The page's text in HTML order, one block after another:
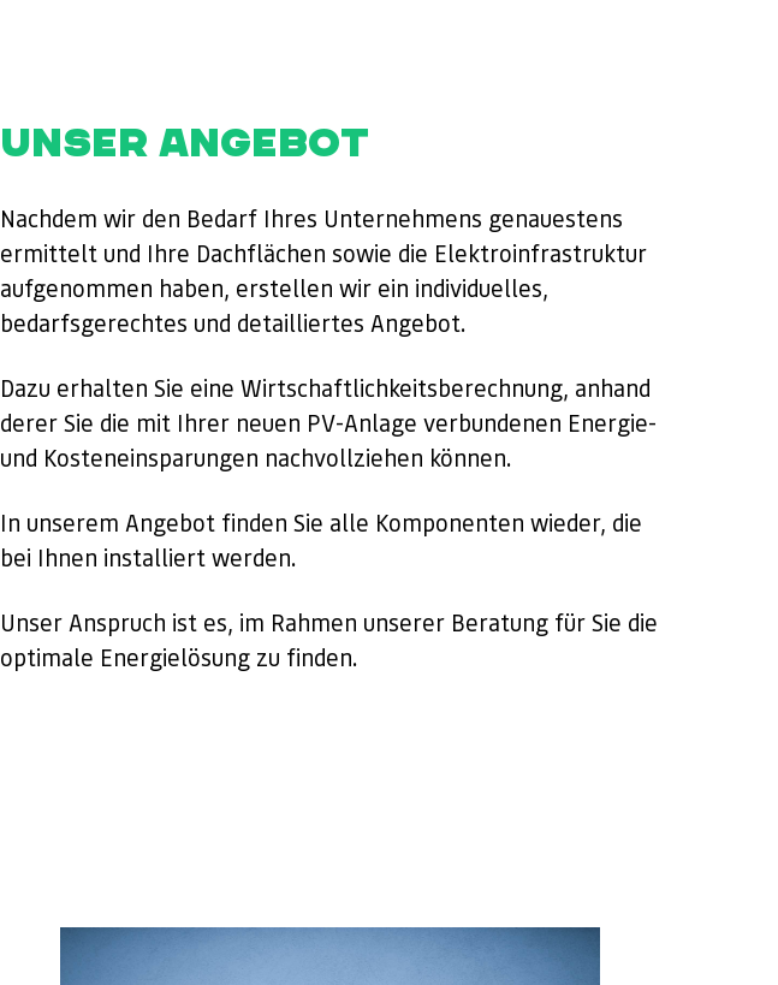
UNSER ANGEBOT
Nachdem wir den Bedarf Ihres Unternehmens genauestens
ermittelt und Ihre Dachflächen sowie die Elektroinfrastruktur
aufgenommen haben, erstellen wir ein individuelles,
bedarfsgerechtes und detailliertes Angebot.
Dazu erhalten Sie eine Wirtschaftlichkeitsberechnung, anhand
derer Sie die mit Ihrer neuen PV-Anlage verbundenen Energie-
und Kosteneinsparungen nachvollziehen können.
In unserem Angebot finden Sie alle Komponenten wieder, die
bei Ihnen installiert werden.
Unser Anspruch ist es, im Rahmen unserer Beratung für Sie die
optimale Energielösung zu finden.